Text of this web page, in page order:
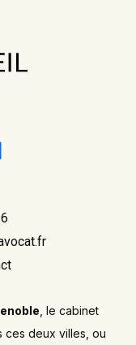
, le cabinet
ces deux villes, ou